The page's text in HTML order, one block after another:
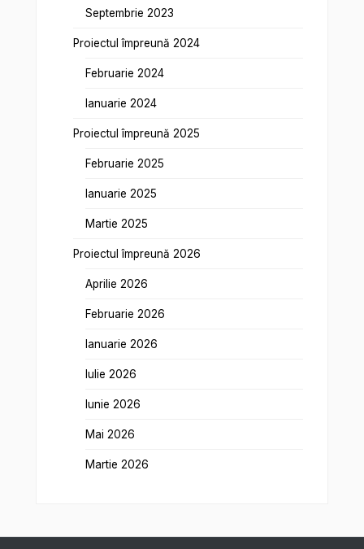
Septembrie 2023
Proiectul împreună 2024
Februarie 2024
Ianuarie 2024
Proiectul împreună 2025
Februarie 2025
Ianuarie 2025
Martie 2025
Proiectul împreună 2026
Aprilie 2026
Februarie 2026
Ianuarie 2026
Iulie 2026
Iunie 2026
Mai 2026
Martie 2026